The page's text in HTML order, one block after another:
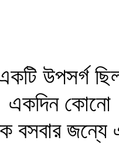
উপসর্গ
একদিন কোনো
জন্যে